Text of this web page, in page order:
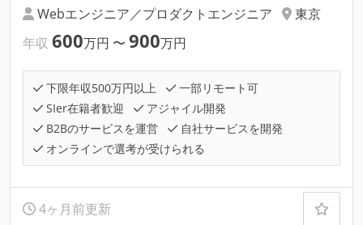
Webエンジニア／プロダクトエンジニア
東京
年収 600万円 〜 900万円
下限年収500万円以上
一部リモート可
SIer在籍者歓迎
アジャイル開発
B2Bのサービスを運営
自社サービスを開発
オンラインで選考が受けられる
4ヶ月前更新